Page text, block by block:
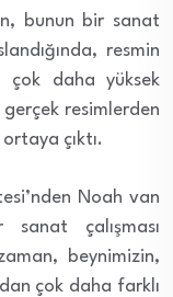
bunun bir sanat
resmin
çok daha yüksek
resimlerden
çıktı.
Noah van
çalışması
beynimizin,
çok daha farklı